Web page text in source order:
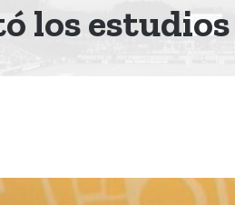
estudios